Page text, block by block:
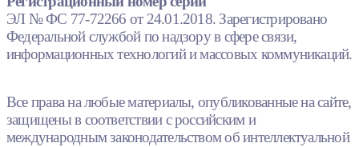
ЭЛ № ФС 77-72266 от 24.01.2018. Зарегистрировано
Федеральной службой по надзору в сфере связи,
информационных технологий и массовых коммуникаций.
Все права на любые материалы, опубликованные на сайте,
защищены в соответствии с российским и
международным законодательством об интеллектуальной